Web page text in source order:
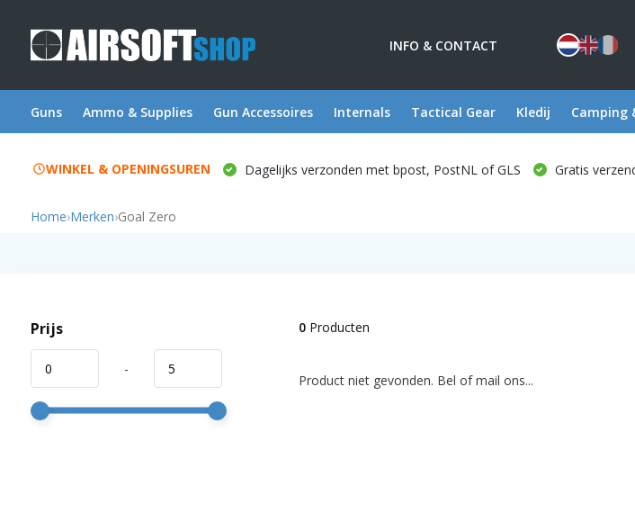
INFO & CONTACT
Guns Ammo & Supplies Gun Accessoires Internals Tactical Gear Kledij Camping
WINKEL & OPENINGSUREN Dagelijks verzonden met bpost, PostNL of GLS Gratis
Home›Merken›Goal Zero
Prijs
-
0Producten
Product niet gevonden. Bel of mail ons...